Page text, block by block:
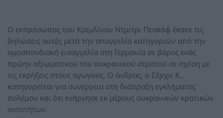
Ο εκπρόσωπος του Κρεμλίνου Ντμίτρι Πεσκόφ έκανε τις
δηλώσεις αυτές μετά την απαγγελία κατηγοριών από την
ομοσπονδιακή εισαγγελία στη Γερμανία σε βάρος ενός
πρώην αξιωματικού του ουκρανικού στρατού σε σχέση με
τις εκρήξεις στους αγωγούς. Ο άνδρας, ο Σέρχιι Κ.,
κατηγορείται για συνέργεια στη διάπραξη εγκλήματος
πολέμου και ότι ενήργησε εκ μέρους ουκρανικών κρατικών
οντοτήτων.